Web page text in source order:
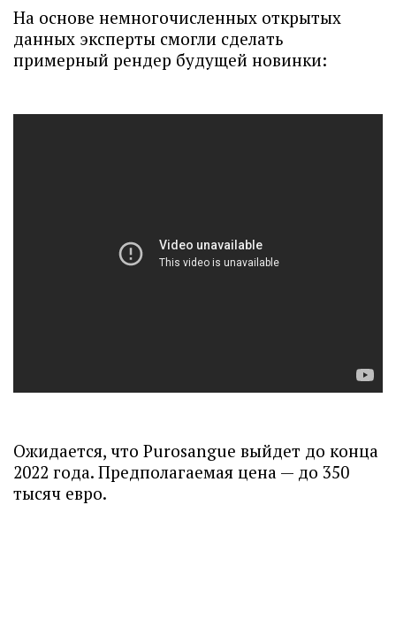
На основе немногочисленных открытых
данных эксперты смогли сделать
примерный рендер будущей новинки:
Ожидается, что Purosangue выйдет до конца
2022 года. Предполагаемая цена — до 350
тысяч евро.